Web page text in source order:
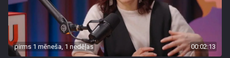
pirms 1 mēneša, 1 nedēļas 00:02:13